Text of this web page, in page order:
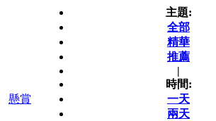
懸賞
主題:
全部
精華
推薦
|
時間:
一天
兩天